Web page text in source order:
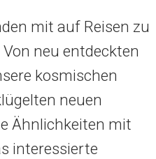
mit auf Reisen zu
neu entdeckten
kosmischen
neuen
Ähnlichkeiten mit
interessierte